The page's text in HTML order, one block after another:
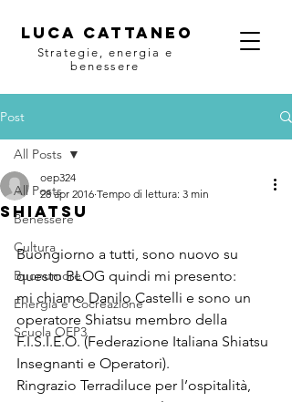
Luca Cattaneo
Strategie, energia e
benessere
Post
All Posts
Benessere
Cultura
Buonumore
Energia e Cocreazione
Scuola OEP3
All Posts
SHIATSU
oep324
28 apr 2016 Tempo di lettura: 3 min
Buongiorno a tutti, sono nuovo su
questo BLOG quindi mi presento:
mi chiamo Danilo Castelli e sono un
operatore Shiatsu membro della
F.I.S.I.E.O. (Federazione Italiana Shiatsu
Insegnanti e Operatori).
Ringrazio Terradiluce per l’ospitalità,